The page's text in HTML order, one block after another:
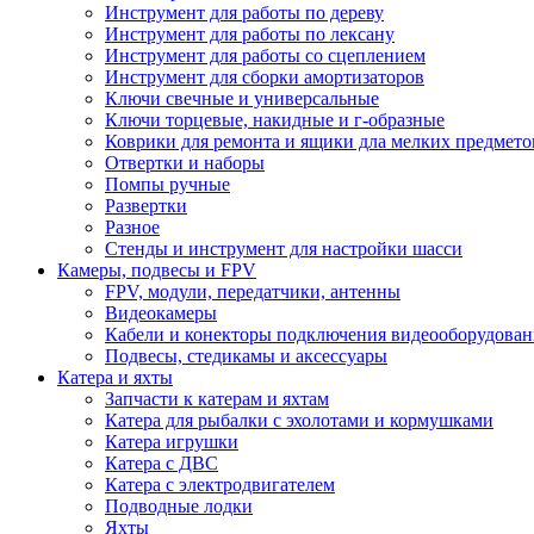
Инструмент для работы по дереву
Инструмент для работы по лексану
Инструмент для работы со сцеплением
Инструмент для сборки амортизаторов
Ключи свечные и универсальные
Ключи торцевые, накидные и г-образные
Коврики для ремонта и ящики дла мелких
Отвертки и наборы
Помпы ручные
Развертки
Разное
Стенды и инструмент для настройки шасси
Камеры, подвесы и FPV
FPV, модули, передатчики, антенны
Видеокамеры
Кабели и конекторы подключения
Подвесы, стедикамы и аксессуары
Катера и яхты
Запчасти к катерам и яхтам
Катера для рыбалки с эхолотами и кормушками
Катера игрушки
Катера с ДВС
Катера с электродвигателем
Подводные лодки
Яхты